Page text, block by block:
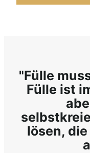
"Fülle
Fülle ist
lösen,